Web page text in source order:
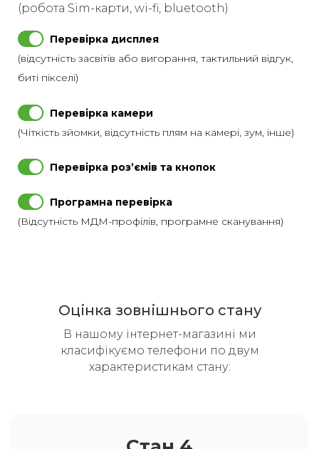
(робота Sim-карти, wi-fi, bluetooth)
Перевірка дисплея
(відсутність засвітів або вигорання, тактильний відгук,
биті пікселі)
Перевірка камери
(Чіткість зйомки, відсутність плям на камері, зум, інше)
Перевірка розʼємів та кнопок
Програмна перевірка
(Відсутність МДМ-профілів, програмне сканування)
Оцінка зовнішнього стану
В нашому інтернет-магазині ми
класифікуємо телефони по двум
характеристикам стану: